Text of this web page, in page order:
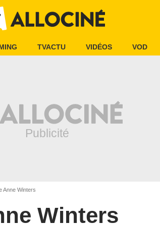
TVACTU VIDÉOS VOD
Anne Winters
Winters